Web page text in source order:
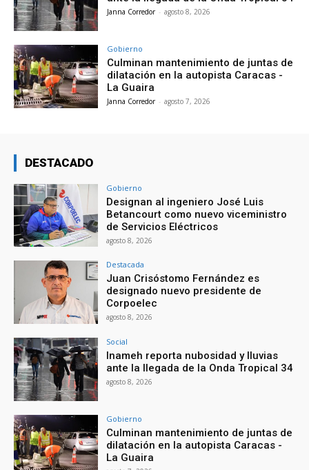
Janna Corredor - agosto 8, 2026
Gobierno
Culminan mantenimiento de juntas de
dilatación en la autopista Caracas -
La Guaira
Janna Corredor - agosto 7, 2026
DESTACADO
Gobierno
Designan al ingeniero José Luis
Betancourt como nuevo viceministro
de Servicios Eléctricos
agosto 8, 2026
Destacada
Juan Crisóstomo Fernández es
designado nuevo presidente de
Corpoelec
agosto 8, 2026
Social
Inameh reporta nubosidad y lluvias
ante la llegada de la Onda Tropical 34
agosto 8, 2026
Gobierno
Culminan mantenimiento de juntas de
dilatación en la autopista Caracas -
La Guaira